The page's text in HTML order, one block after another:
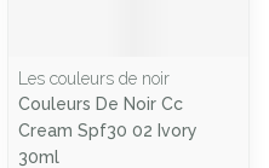
Les couleurs de noir
Couleurs De Noir Cc
Cream Spf30 02 Ivory
30ml